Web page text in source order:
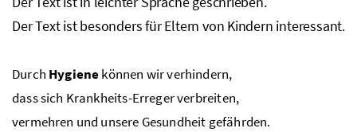
Der Text ist besonders für Eltern von Kindern interessant.
Durch Hygienekönnen wir verhindern,
dass sich Krankheits-Erreger verbreiten,
vermehren und unsere Gesundheit gefährden.